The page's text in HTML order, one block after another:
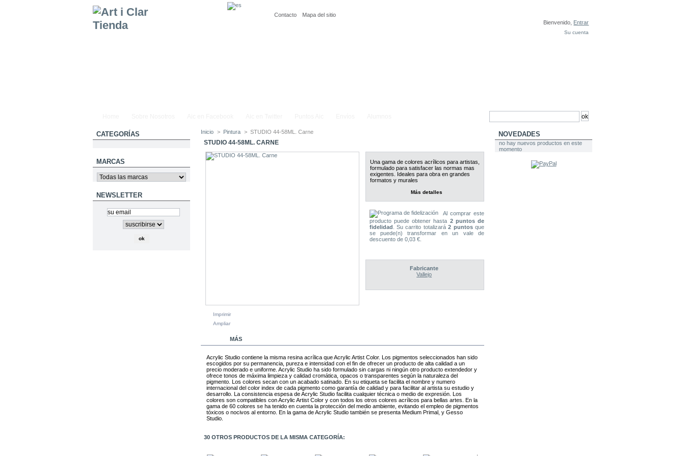
Contacto
Mapa del sitio
Bienvenido,
Entrar
Su cuenta
CATEGORÍAS
MARCAS
NEWSLETTER
Inicio > Pintura > STUDIO 44-58ML. Carne
STUDIO 44-58ML. CARNE
Imprimir
Ampliar
Una gama de colores acrílicos para artistas,
formulado para satisfacer las normas mas
exigentes. Ideales para obra en grandes
formatos y murales
Más detalles
Al comprar este
producto puede obtener hasta 2puntos de
fidelidad . Su carrito totalizará2 puntosque
se puede(n) transformar en un vale de
descuento de 0,03 €.
Fabricante
Vallejo
MÁS
Acrylic Studio contiene la misma resina acrílica que Acrylic Artist Color. Los pigmentos seleccionados han sido
escogidos por su permanencia, pureza e intensidad con el fin de ofrecer un producto de alta calidad a un
precio moderado e uniforme. Acrylic Studio ha sido formulado sin cargas ni ningún otro producto extendedor y
ofrece tonos de máxima limpieza y calidad cromática, opacos o transparentes según la naturaleza del
pigmento. Los colores secan con un acabado satinado. En su etiqueta se facilita el nombre y numero
internacional del color index de cada pigmento como garantía de calidad y para facilitar al artista su estudio y
desarrollo. La consistencia espesa de Acrylic Studio facilita cualquier técnica o medio de expresión. Los
colores son compatibles con Acrylic Artist Color y con todos los otros colores acrílicos para bellas artes. En la
gama de 60 colores se ha tenido en cuenta la protección del medio ambiente, evitando el empleo de pigmentos
tóxicos o nocivos al entorno. En la gama de Acrylic Studio también se presenta Medium Primal, y Gesso
Studio.
30 OTROS PRODUCTOS DE LA MISMA CATEGORÍA:
NOVEDADES
no hay nuevos productos en este
momento